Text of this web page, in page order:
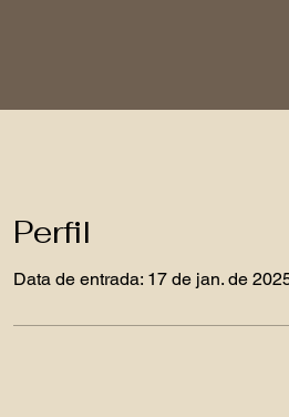
Perfil
Data de entrada: 17 de jan. de